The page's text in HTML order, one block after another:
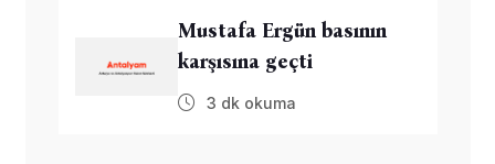
Mustafa Ergün basının
karşısına geçti
3 dk okuma